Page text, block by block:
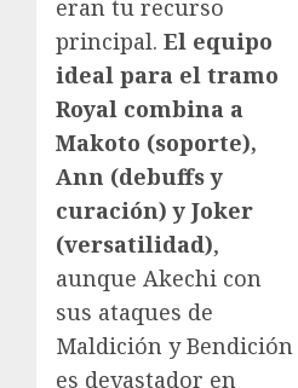
eran tu recurso
principal. El equipo
ideal para el tramo
Royal combina a
Makoto (soporte),
Ann (debuffs y
curación) y Joker
(versatilidad),
aunque Akechi con
sus ataques de
Maldición y Bendición
es devastador en